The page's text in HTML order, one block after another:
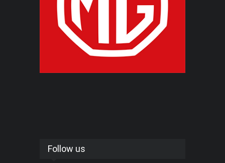
Follow us